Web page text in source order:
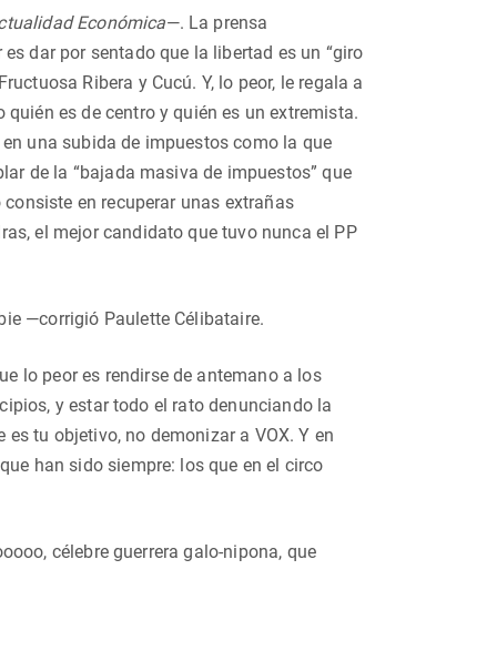
Económica—. La prensa
dar por sentado que la libertad es un “giro
Ribera y Cucú. Y, lo peor, le regala a
es de centro y quién es un extremista.
una subida de impuestos como la que
de la “bajada masiva de impuestos” que
en recuperar unas extrañas
el mejor candidato que tuvo nunca el PP
—corrigió Paulette Célibataire.
lo peor es rendirse de antemano a los
y estar todo el rato denunciando la
tu objetivo, no demonizar a VOX. Y en
han sido siempre: los que en el circo
célebre guerrera galo-nipona, que